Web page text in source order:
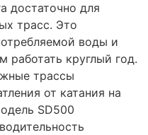
достаточно для
трасс. Это
воды и
работать круглый год.
трассы
от катания на
SD500